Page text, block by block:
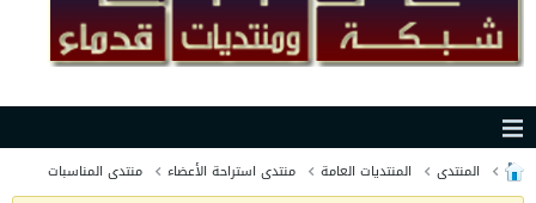
المنتدى المنتديات العامة منتدى استراحة الأعضاء منتدى المناسبات